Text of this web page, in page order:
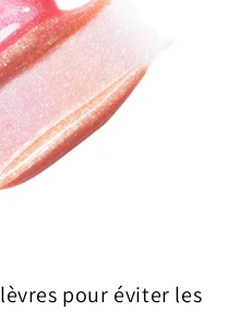
pour éviter les